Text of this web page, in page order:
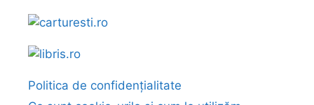
Politica de confidențialitate